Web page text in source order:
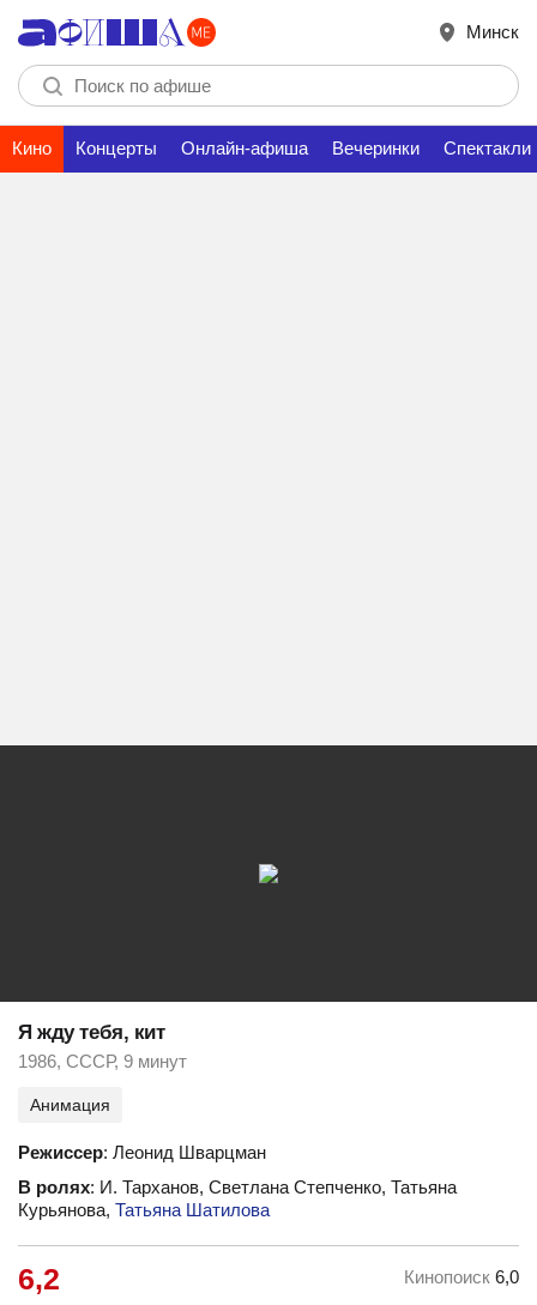
Минск
Кино Концерты Онлайн-афиша Вечеринки Спектакли
Я жду тебя, кит
1986, СССР, 9 минут
Анимация
Режиссер: Леонид Шварцман
В ролях: И. Тарханов, Светлана Степченко, Татьяна
Курьянова, Татьяна Шатилова
6,2 Кинопоиск 6,0